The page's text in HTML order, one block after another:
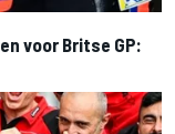
voor Britse GP: